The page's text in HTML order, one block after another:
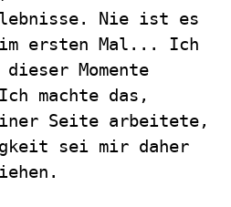
Nie ist es
ersten Mal... Ich
Momente
machte das,
Seite arbeitete,
sei mir daher